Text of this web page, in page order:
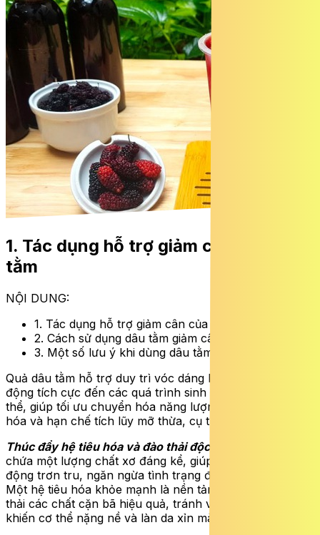
1. Tác dụng hỗ trợ giảm cân của dâu
tằm
NỘI DUNG:
1. Tác dụng hỗ trợ giảm cân của dâu tằm
2. Cách sử dụng dâu tằm giảm cân
3. Một số lưu ý khi dùng dâu tằm
Quả dâu tằm hỗ trợ duy trì vóc dáng bằng cách tác
động tích cực đến các quá trình sinh lý tự nhiên của cơ
thể, giúp tối ưu chuyển hóa năng lượng, cải thiện tiêu
hóa và hạn chế tích lũy mỡ thừa, cụ thể:
Thúc đẩy hệ tiêu hóa và đào thải độc tố:
chứa một lượng chất xơ đáng kể, giúp hệ tiêu hóa hoạt
động trơn tru, ngăn ngừa tình trạng đầy hơi và táo bón.
Một hệ tiêu hóa khỏe mạnh là nền tảng để cơ thể đào
thải các chất cặn bã hiệu quả, tránh việc tích tụ độc tố
khiến cơ thể nặng nề và làn da xỉn màu.